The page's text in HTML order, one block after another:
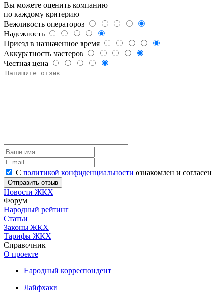
Вы можете оценить компанию
по каждому критерию
Вежливость операторов
Надежность
Приезд в назначенное время
Аккуратность мастеров
Честная цена
С политикой конфиденциальности ознакомлен и согласен
Новости ЖКХ
Форум
Народный рейтинг
Статьи
Законы ЖКХ
Тарифы ЖКХ
Справочник
О проекте
Народный корреспондент
Лайфхаки